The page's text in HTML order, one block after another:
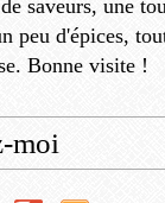
saveurs, une
peu d'épices,
Bonne visite !
moi